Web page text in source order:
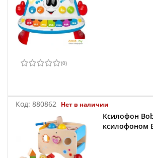
(0)
Код: 880862 Нет в наличии
Ксилофон
ксилофоном